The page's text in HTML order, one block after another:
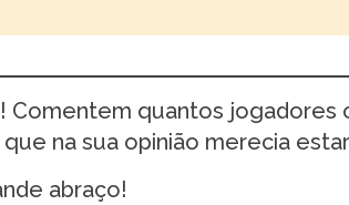
Comentem quantos
na sua opinião merecia
abraço!